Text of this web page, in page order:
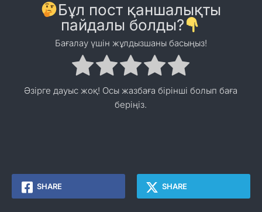
Бұл пост қаншалықты
пайдалы болды?
Бағалау үшін жұлдызшаны басыңыз!
Әзірге дауыс жоқ! Осы жазбаға бірінші болып баға
беріңіз.
SHARE SHARE